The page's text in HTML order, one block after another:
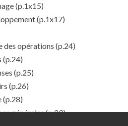
(p.1x15)
(p.1x17)
des opérations (p.24)
(p.24)
(p.25)
(p.26)
(p.28)
générales(p.29)